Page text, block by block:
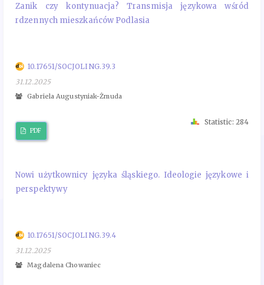
Zanik czy kontynuacja? Transmisja językowa wśród
rdzennych mieszkańców Podlasia
10.17651/SOCJOLING.39.3
31.12.2025
Gabriela Augustyniak-Żmuda
PDF
Statistic: 284
Nowi użytkownicy języka śląskiego. Ideologie językowe i
perspektywy
10.17651/SOCJOLING.39.4
31.12.2025
Magdalena Chowaniec